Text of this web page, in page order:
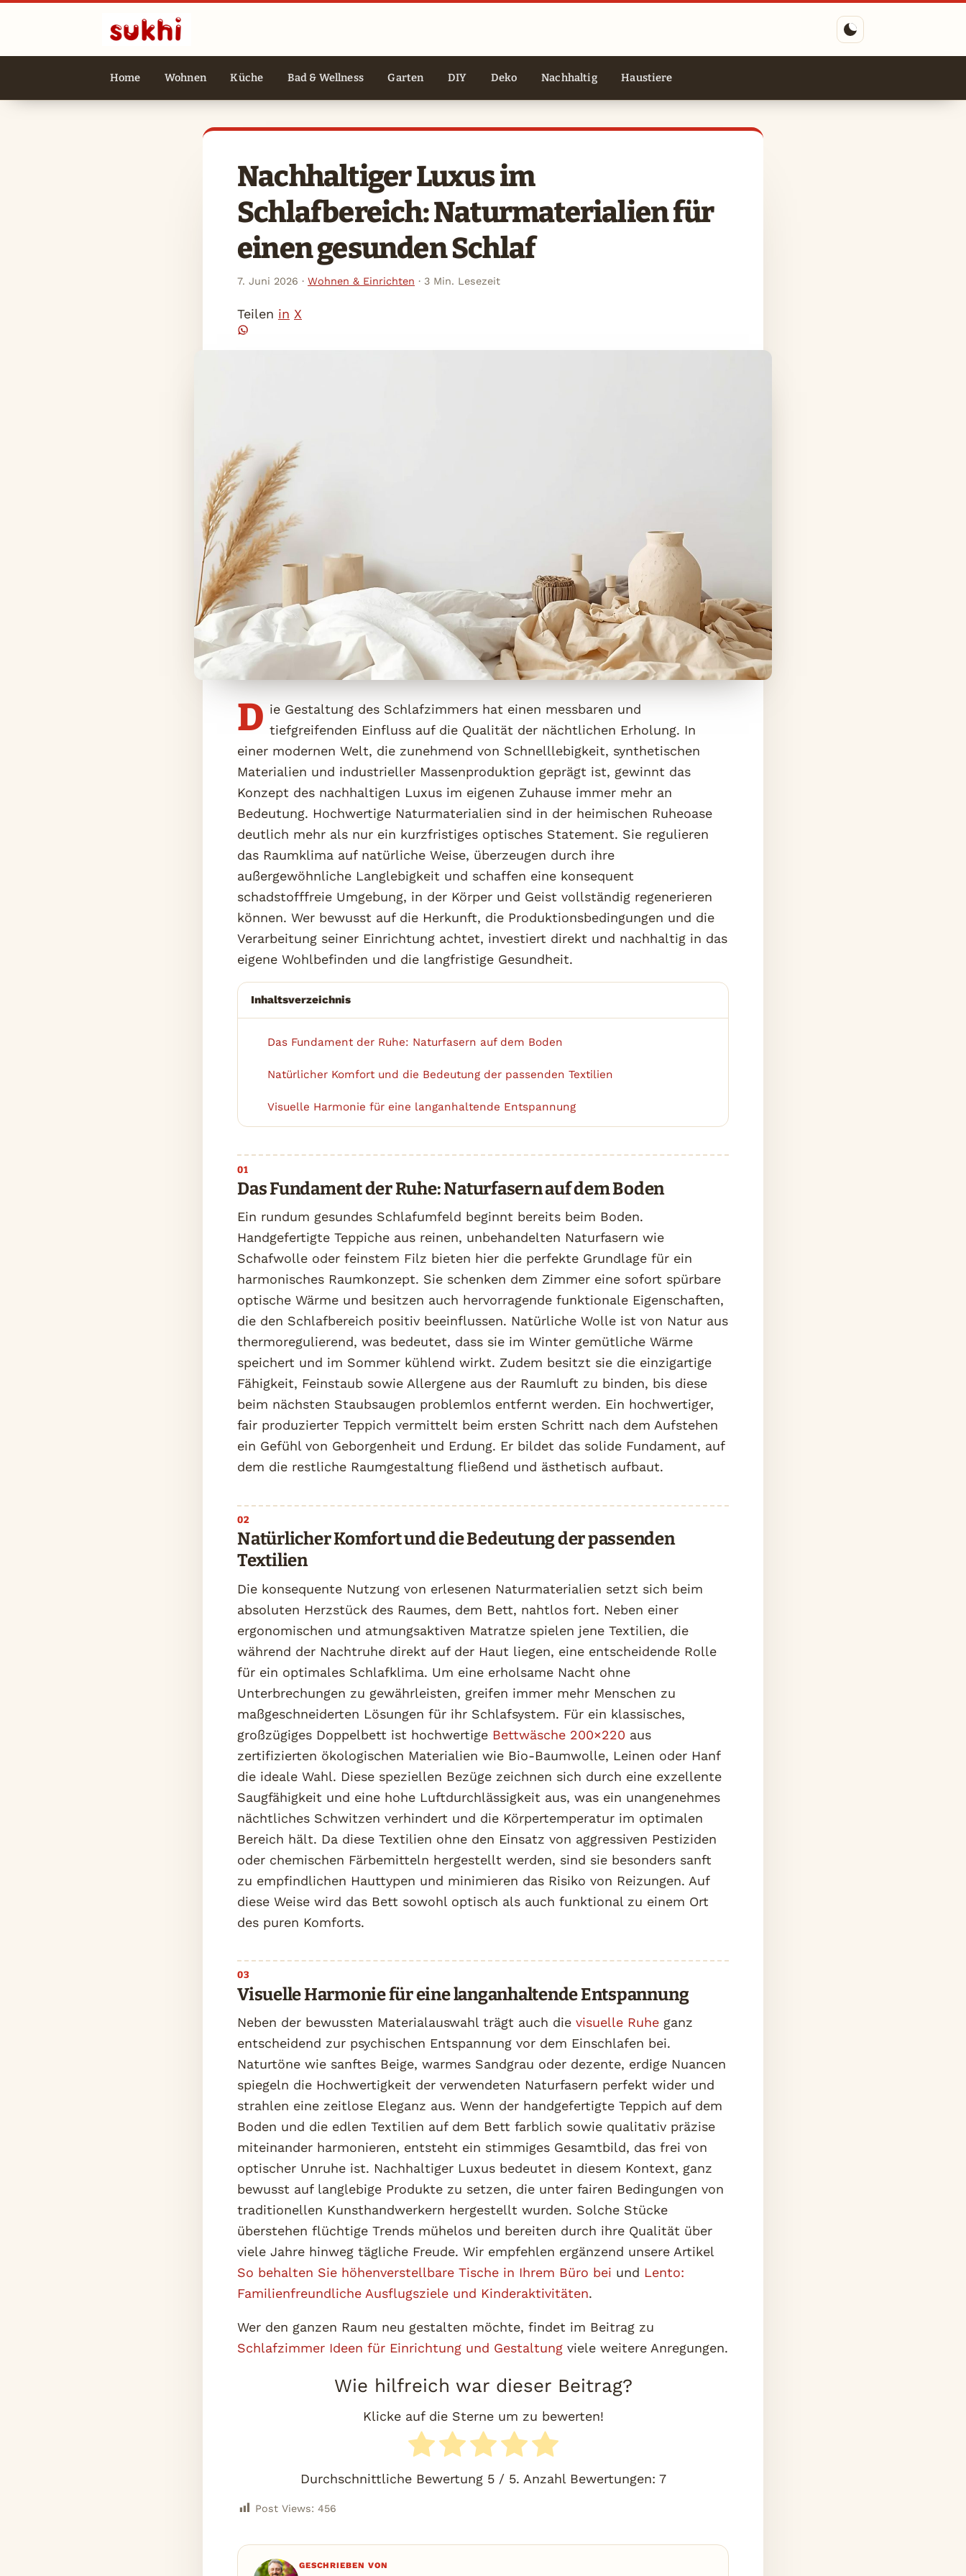
Home Wohnen Küche Bad & Wellness Garten DIY Deko Nachhaltig Haustiere
Nachhaltiger Luxus im
Schlafbereich: Naturmaterialien für
einen gesunden Schlaf
7. Juni 2026 · Wohnen & Einrichten · 3 Min. Lesezeit
Teilen in X
D ie Gestaltung des Schlafzimmers hat einen messbaren und
tiefgreifenden Einfluss auf die Qualität der nächtlichen Erholung. In
einer modernen Welt, die zunehmend von Schnelllebigkeit, synthetischen
Materialien und industrieller Massenproduktion geprägt ist, gewinnt das
Konzept des nachhaltigen Luxus im eigenen Zuhause immer mehr an
Bedeutung. Hochwertige Naturmaterialien sind in der heimischen Ruheoase
deutlich mehr als nur ein kurzfristiges optisches Statement. Sie regulieren
das Raumklima auf natürliche Weise, überzeugen durch ihre
außergewöhnliche Langlebigkeit und schaffen eine konsequent
schadstofffreie Umgebung, in der Körper und Geist vollständig regenerieren
können. Wer bewusst auf die Herkunft, die Produktionsbedingungen und die
Verarbeitung seiner Einrichtung achtet, investiert direkt und nachhaltig in das
eigene Wohlbefinden und die langfristige Gesundheit.
Inhaltsverzeichnis
Das Fundament der Ruhe: Naturfasern auf dem Boden
Natürlicher Komfort und die Bedeutung der passenden Textilien
Visuelle Harmonie für eine langanhaltende Entspannung
Das Fundament der Ruhe: Naturfasern auf dem Boden
Ein rundum gesundes Schlafumfeld beginnt bereits beim Boden.
Handgefertigte Teppiche aus reinen, unbehandelten Naturfasern wie
Schafwolle oder feinstem Filz bieten hier die perfekte Grundlage für ein
harmonisches Raumkonzept. Sie schenken dem Zimmer eine sofort spürbare
optische Wärme und besitzen auch hervorragende funktionale Eigenschaften,
die den Schlafbereich positiv beeinflussen. Natürliche Wolle ist von Natur aus
thermoregulierend, was bedeutet, dass sie im Winter gemütliche Wärme
speichert und im Sommer kühlend wirkt. Zudem besitzt sie die einzigartige
Fähigkeit, Feinstaub sowie Allergene aus der Raumluft zu binden, bis diese
beim nächsten Staubsaugen problemlos entfernt werden. Ein hochwertiger,
fair produzierter Teppich vermittelt beim ersten Schritt nach dem Aufstehen
ein Gefühl von Geborgenheit und Erdung. Er bildet das solide Fundament, auf
dem die restliche Raumgestaltung fließend und ästhetisch aufbaut.
Natürlicher Komfort und die Bedeutung der passenden
Textilien
Die konsequente Nutzung von erlesenen Naturmaterialien setzt sich beim
absoluten Herzstück des Raumes, dem Bett, nahtlos fort. Neben einer
ergonomischen und atmungsaktiven Matratze spielen jene Textilien, die
während der Nachtruhe direkt auf der Haut liegen, eine entscheidende Rolle
für ein optimales Schlafklima. Um eine erholsame Nacht ohne
Unterbrechungen zu gewährleisten, greifen immer mehr Menschen zu
maßgeschneiderten Lösungen für ihr Schlafsystem. Für ein klassisches,
großzügiges Doppelbett ist hochwertige Bettwäsche 200×220 aus
zertifizierten ökologischen Materialien wie Bio-Baumwolle, Leinen oder Hanf
die ideale Wahl. Diese speziellen Bezüge zeichnen sich durch eine exzellente
Saugfähigkeit und eine hohe Luftdurchlässigkeit aus, was ein unangenehmes
nächtliches Schwitzen verhindert und die Körpertemperatur im optimalen
Bereich hält. Da diese Textilien ohne den Einsatz von aggressiven Pestiziden
oder chemischen Färbemitteln hergestellt werden, sind sie besonders sanft
zu empfindlichen Hauttypen und minimieren das Risiko von Reizungen. Auf
diese Weise wird das Bett sowohl optisch als auch funktional zu einem Ort
des puren Komforts.
Visuelle Harmonie für eine langanhaltende Entspannung
Neben der bewussten Materialauswahl trägt auch die visuelle Ruhe ganz
entscheidend zur psychischen Entspannung vor dem Einschlafen bei.
Naturtöne wie sanftes Beige, warmes Sandgrau oder dezente, erdige Nuancen
spiegeln die Hochwertigkeit der verwendeten Naturfasern perfekt wider und
strahlen eine zeitlose Eleganz aus. Wenn der handgefertigte Teppich auf dem
Boden und die edlen Textilien auf dem Bett farblich sowie qualitativ präzise
miteinander harmonieren, entsteht ein stimmiges Gesamtbild, das frei von
optischer Unruhe ist. Nachhaltiger Luxus bedeutet in diesem Kontext, ganz
bewusst auf langlebige Produkte zu setzen, die unter fairen Bedingungen von
traditionellen Kunsthandwerkern hergestellt wurden. Solche Stücke
überstehen flüchtige Trends mühelos und bereiten durch ihre Qualität über
viele Jahre hinweg tägliche Freude. Wir empfehlen ergänzend unsere Artikel
So behalten Sie höhenverstellbare Tische in Ihrem Büro bei und Lento:
Familienfreundliche Ausflugsziele und Kinderaktivitäten.
Wer den ganzen Raum neu gestalten möchte, findet im Beitrag zu
Schlafzimmer Ideen für Einrichtung und Gestaltung viele weitere Anregungen.
Wie hilfreich war dieser Beitrag?
Klicke auf die Sterne um zu bewerten!
Durchschnittliche Bewertung 5/ 5. Anzahl Bewertungen: 7
Post Views: 456
GESCHRIEBEN VON